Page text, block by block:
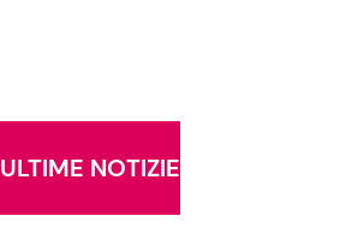
ULTIME NOTIZIE